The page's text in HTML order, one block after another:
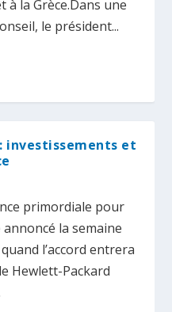
la Grèce.Dans une
le président...
investissements et
primordiale pour
annoncé la semaine
l’accord entrera
Hewlett-Packard